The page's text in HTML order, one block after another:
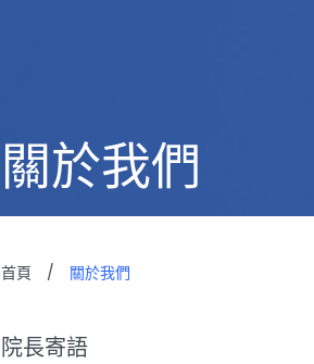
關於我們
首頁 / 關於我們
院長寄語